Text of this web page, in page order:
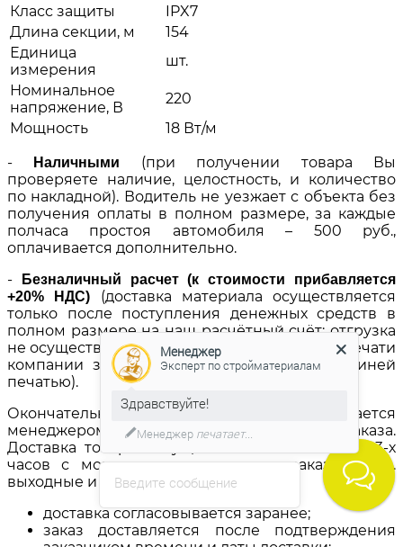
Класс защиты
IPX7
Длина секции, м
154
Единица
измерения
шт.
Номинальное
напряжение, В
220
Мощность
18 Вт/м
-
Наличными
(при получении товара Вы
проверяете наличие, целостность, и количество
по накладной). Водитель не уезжает с объекта без
получения оплаты в полном размере, за каждые
полчаса простоя автомобиля – 500 руб.,
оплачивается дополнительно.
-
Безналичный расчет (к стоимости прибавляется
+20% НДС) (доставка материала осуществляется
только после поступления денежных средств в
полном размере на наш расчётный счёт; отгрузка
не осуществляется без наличия на объекте печати
компании заказчика или доверенности с синей
печатью).
Окончательная стоимость устанавливается
менеджером после получения и обработки заказа.
Доставка товаров осуществляется в течение 3-х
часов с момента подтверждения заказа (в т.ч.
выходные и праздники).
доставка согласовывается заранее;
заказ доставляется после подтверждения
Введите сообщение
Менеджер
Эксперт по стройматериалам
Здравствуйте!
Менеджер печатает...